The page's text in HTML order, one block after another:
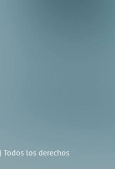
los derechos